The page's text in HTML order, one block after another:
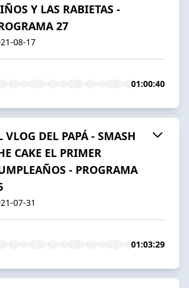
Y LAS RABIETAS -
27
08-17
01:00:40
VLOG DEL PAPÁ - SMASH
CAKE EL PRIMER
- PROGRAMA
07-31
01:03:29